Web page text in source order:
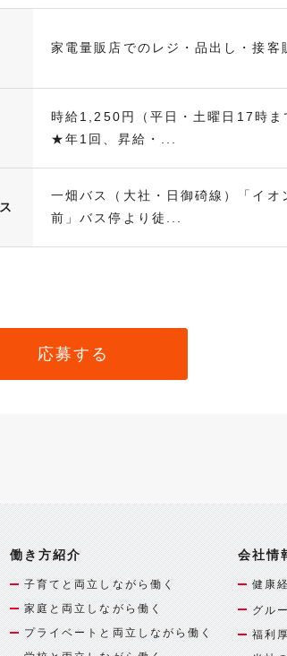
家電量販店でのレジ・品出し・接客
時給1,250円（平日・土曜日17時ま
★年1回、昇給・...
一畑バス（大社・日御碕線）「イオ
前」バス停より徒...
応募する
働き方紹介
子育てと両立しながら働く
家庭と両立しながら働く
プライベートと両立しながら働く
会社情
健康
グル
福利